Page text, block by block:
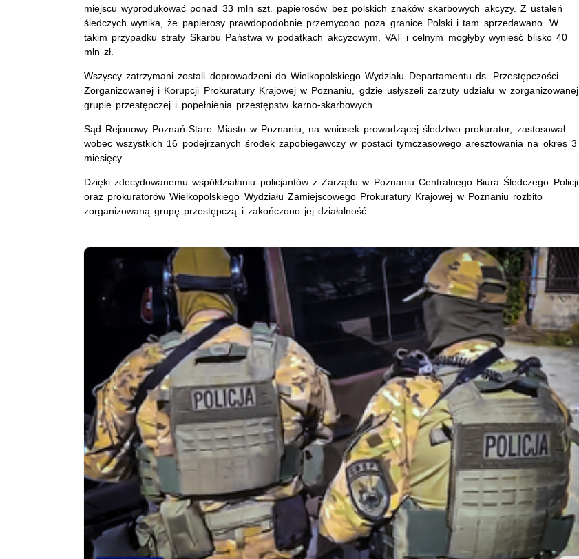
miejscu wyprodukować ponad 33 mln szt. papierosów bez polskich znaków skarbowych akcyzy. Z ustaleń
śledczych wynika, że papierosy prawdopodobnie przemycono poza granice Polski i tam sprzedawano. W
takim przypadku straty Skarbu Państwa w podatkach akcyzowym, VAT i celnym mogłyby wynieść blisko 40
mln zł.
Wszyscy zatrzymani zostali doprowadzeni do Wielkopolskiego Wydziału Departamentu ds. Przestępczości
Zorganizowanej i Korupcji Prokuratury Krajowej w Poznaniu, gdzie usłyszeli zarzuty udziału w zorganizowanej
grupie przestępczej i popełnienia przestępstw karno-skarbowych.
Sąd Rejonowy Poznań-Stare Miasto w Poznaniu, na wniosek prowadzącej śledztwo prokurator, zastosował
wobec wszystkich 16 podejrzanych środek zapobiegawczy w postaci tymczasowego aresztowania na okres 3
miesięcy.
Dzięki zdecydowanemu współdziałaniu policjantów z Zarządu w Poznaniu Centralnego Biura Śledczego Policji
oraz prokuratorów Wielkopolskiego Wydziału Zamiejscowego Prokuratury Krajowej w Poznaniu rozbito
zorganizowaną grupę przestępczą i zakończono jej działalność.